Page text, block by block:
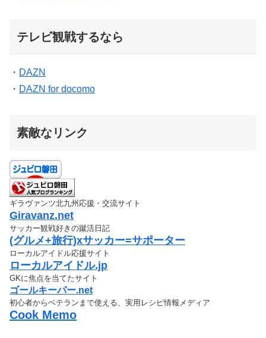
テレビ観戦するなら
・ DAZN
・ DAZN for docomo
素敵なリンク
ギラヴァンツ北九州応援・交流サイト
Giravanz.net
サッカー観戦好きの蹴活日記
(グルメ+旅行)xサッカー=サポーター
ローカルアイドル応援サイト
ローカルアイドル.jp
GKに焦点を当てたサイト
ゴールキーパー.net
初心者からベテランまで使える、実用レシピ情報メディア
Cook Memo